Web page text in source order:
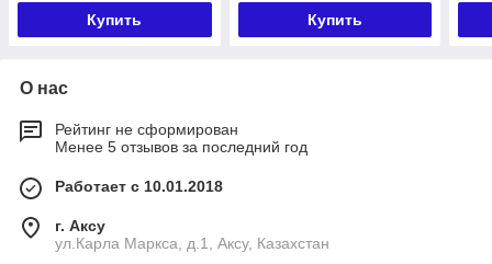
Купить Купить
О нас
Рейтинг не сформирован
Менее 5 отзывов за последний год
Работает с 10.01.2018
г. Аксу
ул.Карла Маркса, д.1, Аксу, Казахстан